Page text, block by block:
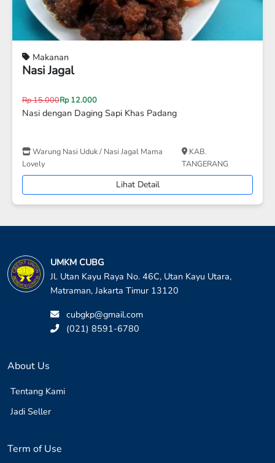
Makanan
Nasi Bakar isi Ayam Suwir
Rp 22.000Rp 20.000
Nasi Bakar Isi Ayam Suwir
Anvino Food KOTA ADM. JAKARTA UTARA
Lihat Detail
Jl. Utan Kayu Raya No. 46C, Utan Kayu Utara,
Matraman, Jakarta Timur 13120
(021) 8591-6780
Jadi Seller